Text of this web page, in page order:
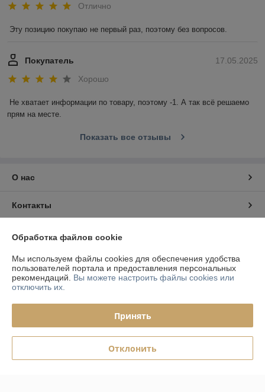
Отлично
Эту позицию покупаю не первый раз, поэтому без вопросов.
17.05.2025
Покупатель
Хорошо
Не хватает информации по товару, поэтому -1. А так всё решаемо
прям на месте.
Показать все отзывы
О нас
Контакты
Доставка и оплата
График работы
Полная версия сайта
Политика обработки cookies
Сайт создан на платформе Deal.by
Обработка файлов cookie
Мы используем файлы cookies для обеспечения удобства
пользователей портала и предоставления персональных
рекомендаций. Вы можете настроить файлы cookies или
отключить их.
Принять
Отклонить